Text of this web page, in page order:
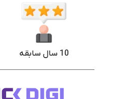
10 سال سابقه